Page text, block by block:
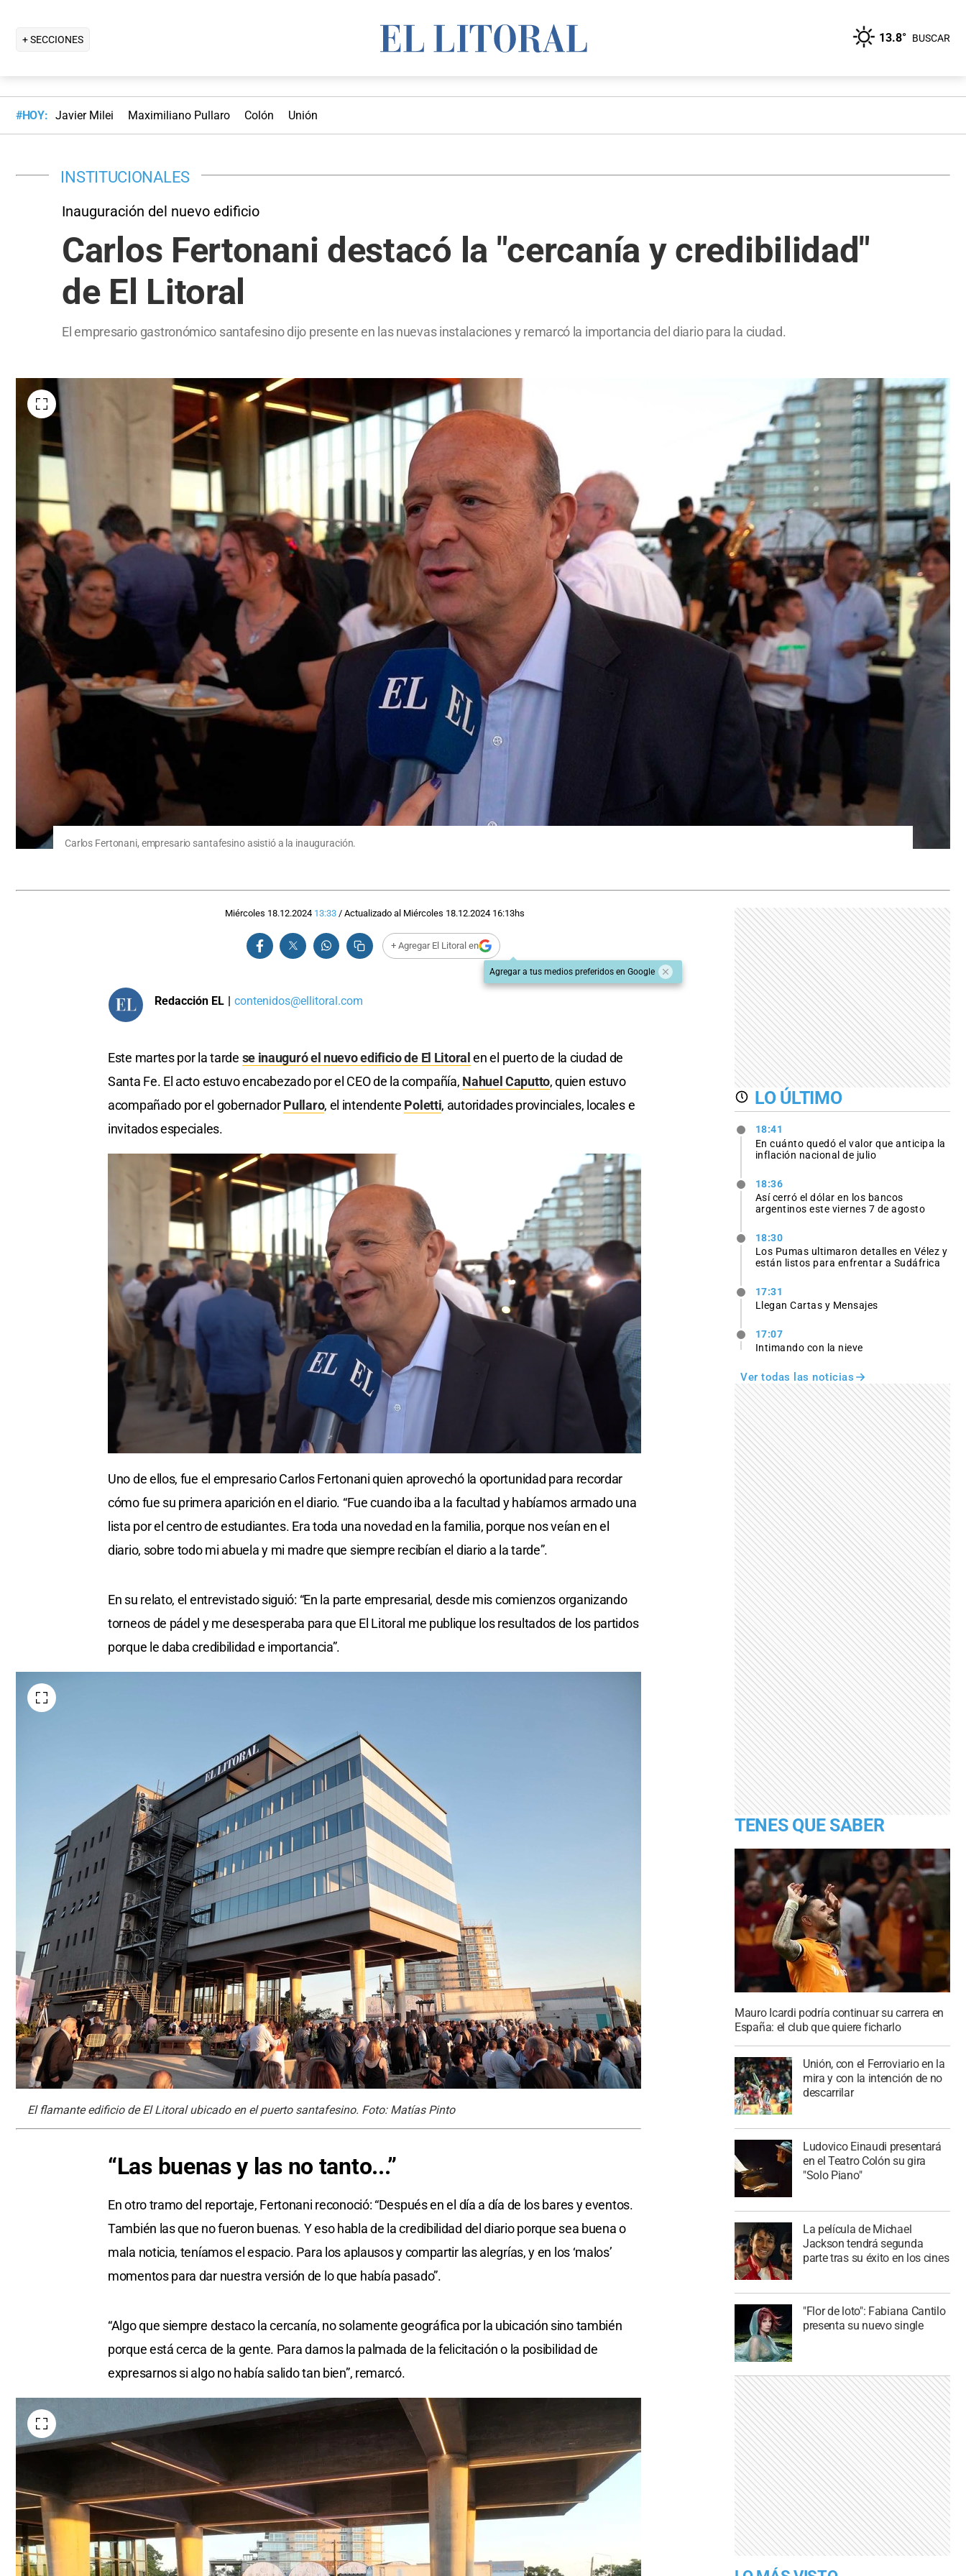
+ SECCIONES 13.8° BUSCAR
#HOY: Javier Milei Maximiliano Pullaro Colón Unión
INSTITUCIONALES
Inauguración del nuevo edificio
Carlos Fertonani destacó la "cercanía y credibilidad"
de El Litoral
El empresario gastronómico santafesino dijo presente en las nuevas instalaciones y remarcó la importancia del diario para la ciudad.
Carlos Fertonani, empresario santafesino asistió a la inauguración.
Miércoles 18.12.2024 13:33/ Actualizado al Miércoles 18.12.2024 16:13hs
+ Agregar El Litoral en
Agregar a tus medios preferidos en Google
Redacción EL | contenidos@ellitoral.com
Este martes por la tarde se inauguró el nuevo edificio de El Litoral en el puerto de la ciudad de
Santa Fe. El acto estuvo encabezado por el CEO de la compañía, Nahuel Caputto, quien estuvo
acompañado por el gobernadorPullaro, el intendente Poletti, autoridades provinciales, locales e
invitados especiales.
Uno de ellos, fue el empresario Carlos Fertonani quien aprovechó la oportunidad para recordar
cómo fue su primera aparición en el diario. “Fue cuando iba a la facultad y habíamos armado una
lista por el centro de estudiantes. Era toda una novedad en la familia, porque nos veían en el
diario, sobre todo mi abuela y mi madre que siempre recibían el diario a la tarde”.
En su relato, el entrevistado siguió: “En la parte empresarial, desde mis comienzos organizando
torneos de pádel y me desesperaba para que El Litoral me publique los resultados de los partidos
porque le daba credibilidad e importancia”.
El flamante edificio de El Litoral ubicado en el puerto santafesino. Foto: Matías Pinto
“Las buenas y las no tanto...”
En otro tramo del reportaje, Fertonani reconoció: “Después en el día a día de los bares y eventos.
También las que no fueron buenas. Y eso habla de la credibilidad del diario porque sea buena o
mala noticia, teníamos el espacio. Para los aplausos y compartir las alegrías, y en los ‘malos’
momentos para dar nuestra versión de lo que había pasado”.
“Algo que siempre destaco la cercanía, no solamente geográfica por la ubicación sino también
porque está cerca de la gente. Para darnos la palmada de la felicitación o la posibilidad de
expresarnos si algo no había salido tan bien”, remarcó.
LO ÚLTIMO
18:41
En cuánto quedó el valor que anticipa la
inflación nacional de julio
18:36
Así cerró el dólar en los bancos
argentinos este viernes 7 de agosto
18:30
Los Pumas ultimaron detalles en Vélez y
están listos para enfrentar a Sudáfrica
17:31
Llegan Cartas y Mensajes
17:07
Intimando con la nieve
Ver todas las noticias
TENES QUE SABER
Mauro Icardi podría continuar su carrera en
España: el club que quiere ficharlo
Unión, con el Ferroviario en la
mira y con la intención de no
descarrilar
Ludovico Einaudi presentará
en el Teatro Colón su gira
"Solo Piano"
La película de Michael
Jackson tendrá segunda
parte tras su éxito en los cines
"Flor de loto": Fabiana Cantilo
presenta su nuevo single